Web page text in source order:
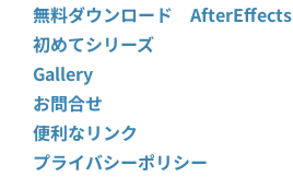
無料ダウンロード AfterEffects
初めてシリーズ
Gallery
お問合せ
便利なリンク
プライバシーポリシー